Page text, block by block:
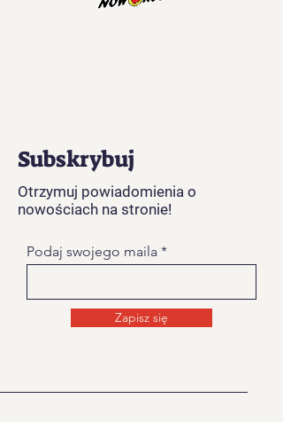
Subskrybuj
Otrzymuj powiadomienia o
nowościach na stronie!
Podaj swojego maila
Zapisz się